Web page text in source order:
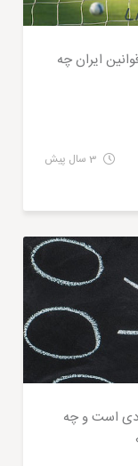
ایران چه
است و چه